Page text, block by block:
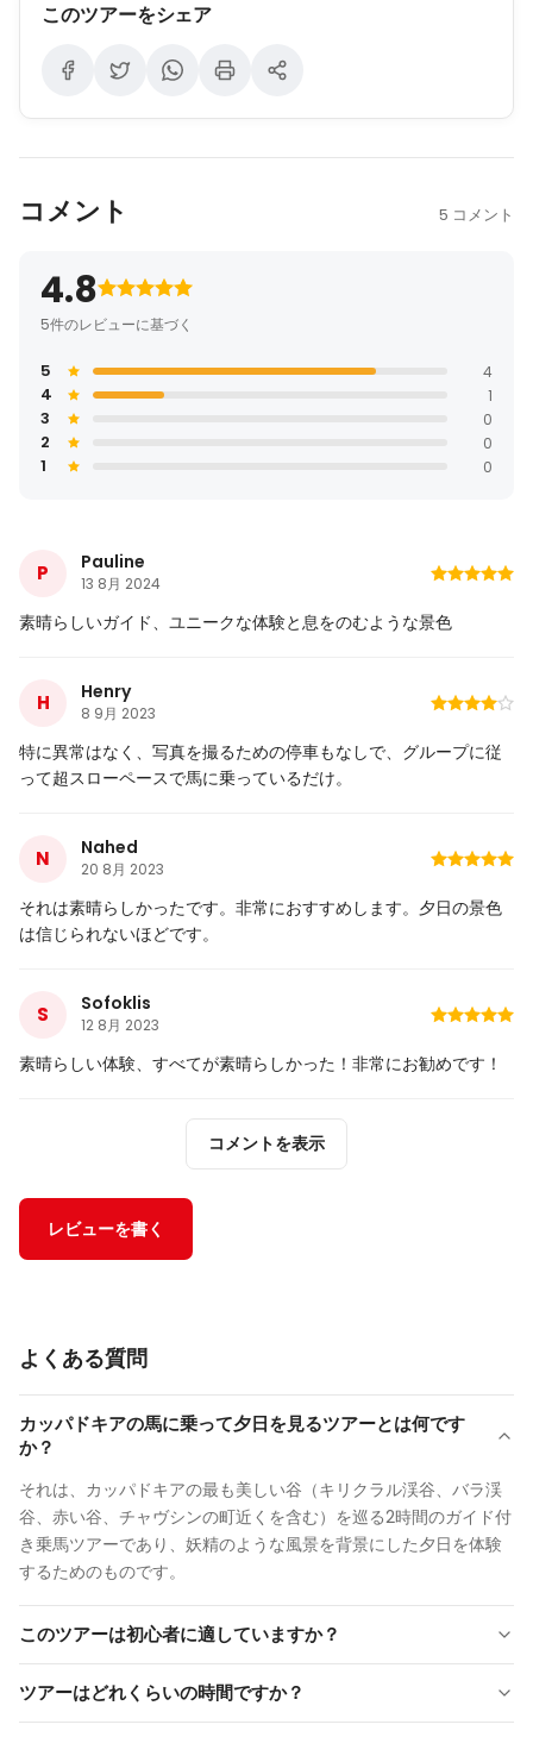
このツアーをシェア
コメント 5 コメント
4.8
5件のレビューに基づく
5 4
4 1
3 0
2 0
1 0
P Pauline
13 8月 2024
素晴らしいガイド、ユニークな体験と息をのむような景色
H Henry
8 9月 2023
特に異常はなく、写真を撮るための停車もなしで、グループに従
って超スローペースで馬に乗っているだけ。
N Nahed
20 8月 2023
それは素晴らしかったです。非常におすすめします。夕日の景色
は信じられないほどです。
S Sofoklis
12 8月 2023
素晴らしい体験、すべてが素晴らしかった！非常にお勧めです！
コメントを表示
レビューを書く
よくある質問
カッパドキアの馬に乗って夕日を見るツアーとは何です
か？
それは、カッパドキアの最も美しい谷（キリクラル渓谷、バラ渓
谷、赤い谷、チャヴシンの町近くを含む）を巡る2時間のガイド付
き乗馬ツアーであり、妖精のような風景を背景にした夕日を体験
するためのものです。
このツアーは初心者に適していますか？
ツアーはどれくらいの時間ですか？